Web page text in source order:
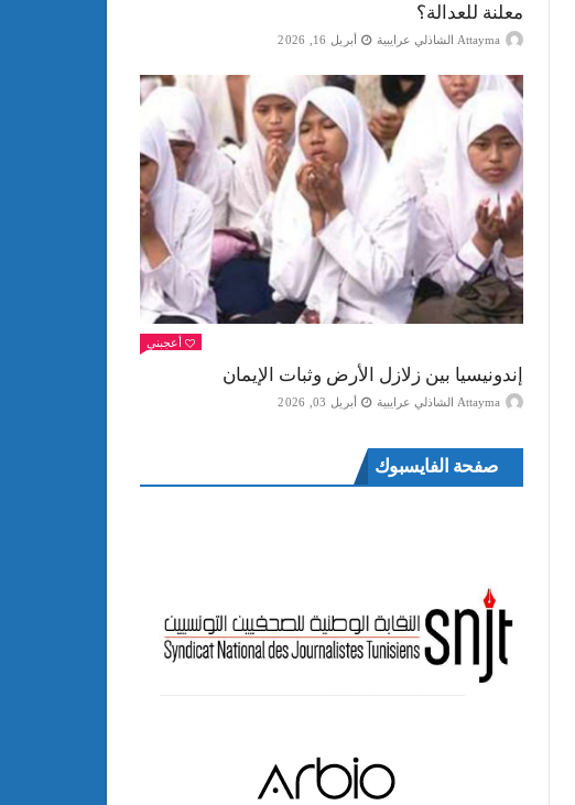
معلنة للعدالة؟
Attayma الشاذلي عرايبية أبريل 16, 2026
أعجبني
إندونيسيا بين زلازل الأرض وثبات الإيمان
Attayma الشاذلي عرايبية أبريل 03, 2026
صفحة الفايسبوك